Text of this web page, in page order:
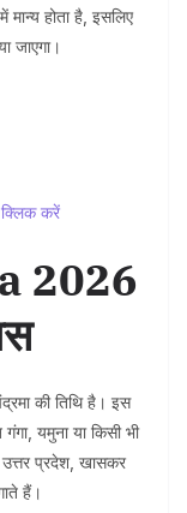
मान्य होता है, इसलिए
जाएगा।
क्लिक करें
2026
की तिथि है। इस
यमुना या किसी भी
उत्तर प्रदेश, खासकर
हैं।